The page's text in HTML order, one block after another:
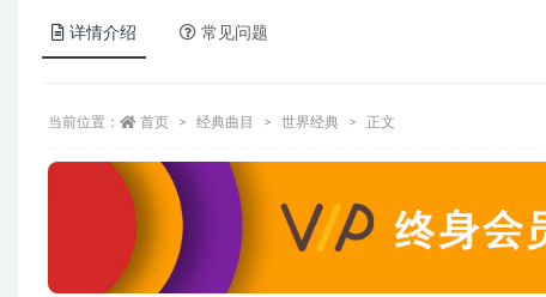
详情介绍 常见问题
当前位置： 首页 经典曲目 世界经典 正文